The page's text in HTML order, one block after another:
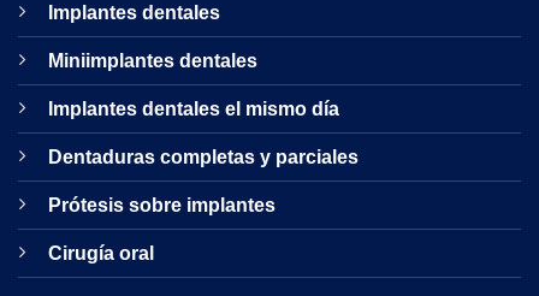
Implantes dentales
Miniimplantes dentales
Implantes dentales el mismo día
Dentaduras completas y parciales
Prótesis sobre implantes
Cirugía oral